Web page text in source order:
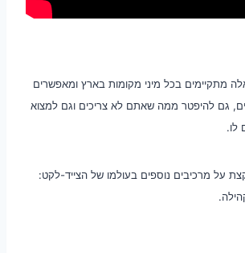
מתקיימים בכל מיני מקומות בארץ ומאפשרים
גם להיפטר ממה שאתם לא צריכים וגם למצוא
לו.
על מרכיבים נוספים בעולמו של הצייד-לקט: